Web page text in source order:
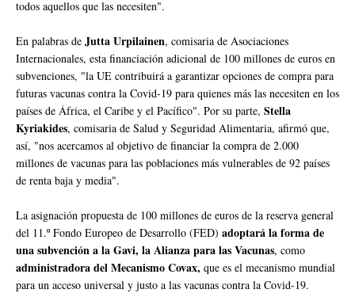
todos aquellos que las necesiten".
En palabras de Jutta Urpilainen, comisaria de Asociaciones
Internacionales, esta financiación adicional de 100 millones de euros en
subvenciones, "la UE contribuirá a garantizar opciones de compra para
futuras vacunas contra la Covid-19 para quienes más las necesiten en los
países de África, el Caribe y el Pacífico". Por su parte, Stella
Kyriakides, comisaria de Salud y Seguridad Alimentaria, afirmó que,
así, "nos acercamos al objetivo de financiar la compra de 2.000
millones de vacunas para las poblaciones más vulnerables de 92 países
de renta baja y media".
La asignación propuesta de 100 millones de euros de la reserva general
del 11.º Fondo Europeo de Desarrollo (FED) adoptará la forma de
una subvención a la Gavi, la Alianza para las Vacunas, como
administradora del Mecanismo Covax, que es el mecanismo mundial
para un acceso universal y justo a las vacunas contra la Covid-19.